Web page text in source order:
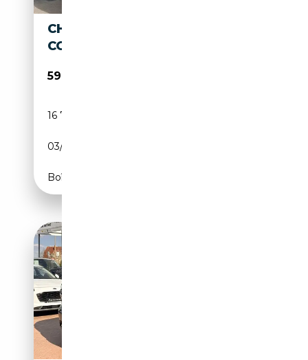
CHEVROLET SUBURBAN HIGH
COUNTRY 6,2 V8
59 900€
16 700 km
03/2022
Boîte automatique